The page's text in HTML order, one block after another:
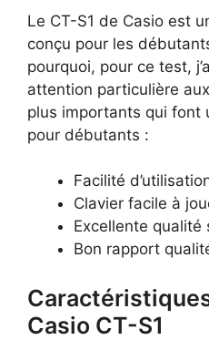
Le CT-S1 de Casio est
conçu pour les
pourquoi, pour ce test,
attention particulière
plus importants qui font
pour débutants :
Facilité
Clavier facile à
Excellente qualité
Bon rapport
Casio CT-S1